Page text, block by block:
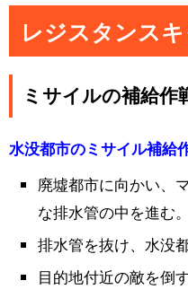
レジスタンス
ミサイルの補給作
水没都市のミサイル補給
廃墟都市に向かい、
な排水管の中を進む。
排水管を抜け、水没都
目的地付近の敵を倒